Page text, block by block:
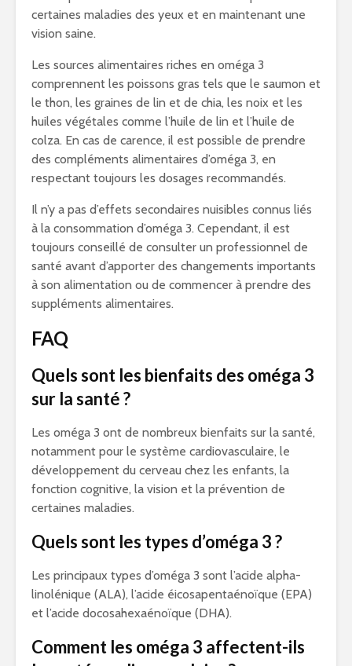
certaines maladies des yeux et en maintenant une
vision saine.
Les sources alimentaires riches en oméga 3
comprennent les poissons gras tels que le saumon et
le thon, les graines de lin et de chia, les noix et les
huiles végétales comme l’huile de lin et l’huile de
colza. En cas de carence, il est possible de prendre
des compléments alimentaires d’oméga 3, en
respectant toujours les dosages recommandés.
Il n’y a pas d’effets secondaires nuisibles connus liés
à la consommation d’oméga 3. Cependant, il est
toujours conseillé de consulter un professionnel de
santé avant d’apporter des changements importants
à son alimentation ou de commencer à prendre des
suppléments alimentaires.
FAQ
Quels sont les bienfaits des oméga 3
sur la santé ?
Les oméga 3 ont de nombreux bienfaits sur la santé,
notamment pour le système cardiovasculaire, le
développement du cerveau chez les enfants, la
fonction cognitive, la vision et la prévention de
certaines maladies.
Quels sont les types d’oméga 3 ?
Les principaux types d’oméga 3 sont l’acide alpha-
linolénique (ALA), l’acide éicosapentaénoïque (EPA)
et l’acide docosahexaénoïque (DHA).
Comment les oméga 3 affectent-ils